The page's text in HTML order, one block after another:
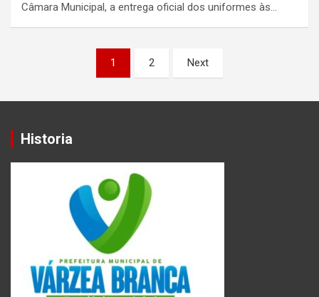
Câmara Municipal, a entrega oficial dos uniformes às…
posts
1 2 Next
Historia